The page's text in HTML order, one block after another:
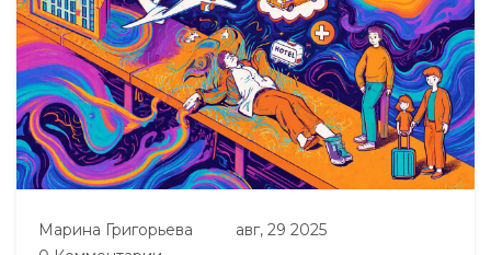
Марина Григорьева
авг, 29 2025